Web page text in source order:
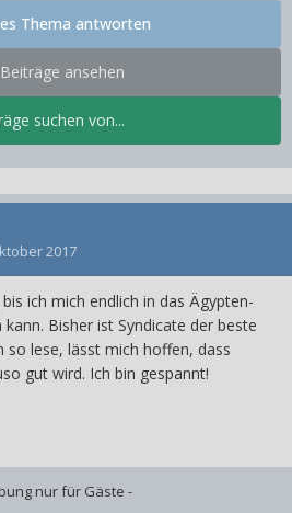
suchen von...
ansehen
Thema antworten
2017
ich mich endlich in das Ägypten-
Bisher ist Syndicate der beste
so lese, lässt mich hoffen, dass
gut wird. Ich bin gespannt!
nur für Gäste -